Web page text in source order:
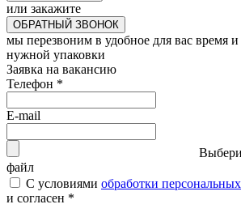
или закажите
ОБРАТНЫЙ ЗВОНОК
мы перезвоним в удобное для вас время
нужной упаковки
Заявка на вакансию
Телефон *
E-mail
файл
С условиями обработки персональных
и согласен *